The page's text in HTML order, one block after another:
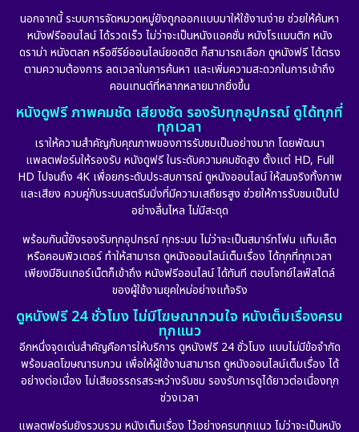
นอกจากนี้ ระบบการจัดหมวดหมู่ยังถูกออกแบบมาให้ใช้งานง่าย ช่วยให้ค้นหา
หนังฟรีออนไลน์ ได้รวดเร็ว ไม่ว่าจะเป็นหนังแอคชั่น หนังโรแมนติก หนัง
ดราม่า หนังตลก หรือซีรีย์ออนไลน์ยอดฮิต ก็สามารถเลือก ดูหนังฟรี ได้ตรง
ตามความต้องการ ลดเวลาในการค้นหา และเพิ่มความสะดวกในการเข้าถึง
คอนเทนต์ที่หลากหลายมากยิ่งขึ้น
หนังดูฟรี ภาพคมชัด เสียงชัด รองรับทุกอุปกรณ์ ดูได้ทุกที่
ทุกเวลา
เราให้ความสำคัญกับคุณภาพของการรับชมเป็นอย่างมาก โดยพัฒนา
แพลตฟอร์มให้รองรับ หนังดูฟรี ในระดับความคมชัดสูง ตั้งแต่ HD, Full
HD ไปจนถึง 4K เพื่อยกระดับประสบการณ์ ดูหนังออนไลน์ ให้สมจริงทั้งภาพ
และเสียง ควบคู่กับระบบสตรีมมิ่งที่มีความเสถียรสูง ช่วยให้การรับชมเป็นไป
อย่างลื่นไหล ไม่มีสะดุด
พร้อมกันนี้ยังรองรับทุกอุปกรณ์ ทุกระบบ ไม่ว่าจะเป็นสมาร์ทโฟน แท็บเล็ต
หรือคอมพิวเตอร์ ทำให้สามารถ ดูหนังออนไลน์เต็มเรื่อง ได้ทุกที่ทุกเวลา
เพียงมีอินเทอร์เน็ตก็เข้าถึง หนังฟรีออนไลน์ ได้ทันที ตอบโจทย์ไลฟ์สไตล์
ของผู้ใช้งานยุคใหม่อย่างแท้จริง
ดูหนังฟรี 24 ชั่วโมง ไม่มีโฆษณากวนใจ หนังเต็มเรื่องครบ
ทุกแนว
อีกหนึ่งจุดเด่นสำคัญคือการให้บริการ ดูหนังฟรี 24 ชั่วโมง แบบไม่มีข้อจำกัด
พร้อมลดโฆษณารบกวน เพื่อให้ผู้ใช้งานสามารถ ดูหนังออนไลน์เต็มเรื่อง ได้
อย่างต่อเนื่อง ไม่เสียอรรถรสระหว่างรับชม รองรับการดูได้ยาวต่อเนื่องทุก
ช่วงเวลา
แพลตฟอร์มยังรวบรวม หนังเต็มเรื่อง ไว้อย่างครบทุกแนว ไม่ว่าจะเป็นหนัง